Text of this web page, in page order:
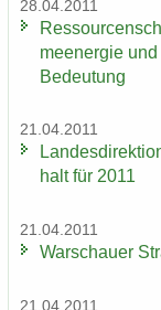
28.04.2011
me­en­er­gie
Be­deu­tung
21.04.2011
halt für 2011
21.04.2011
War­schau­er
21.04.2011